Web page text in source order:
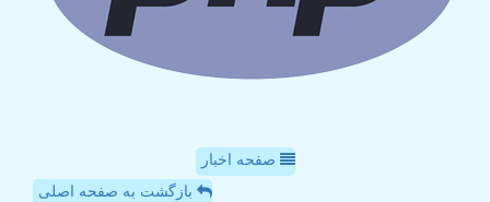
صفحه اخبار
بازگشت به صفحه اصلی